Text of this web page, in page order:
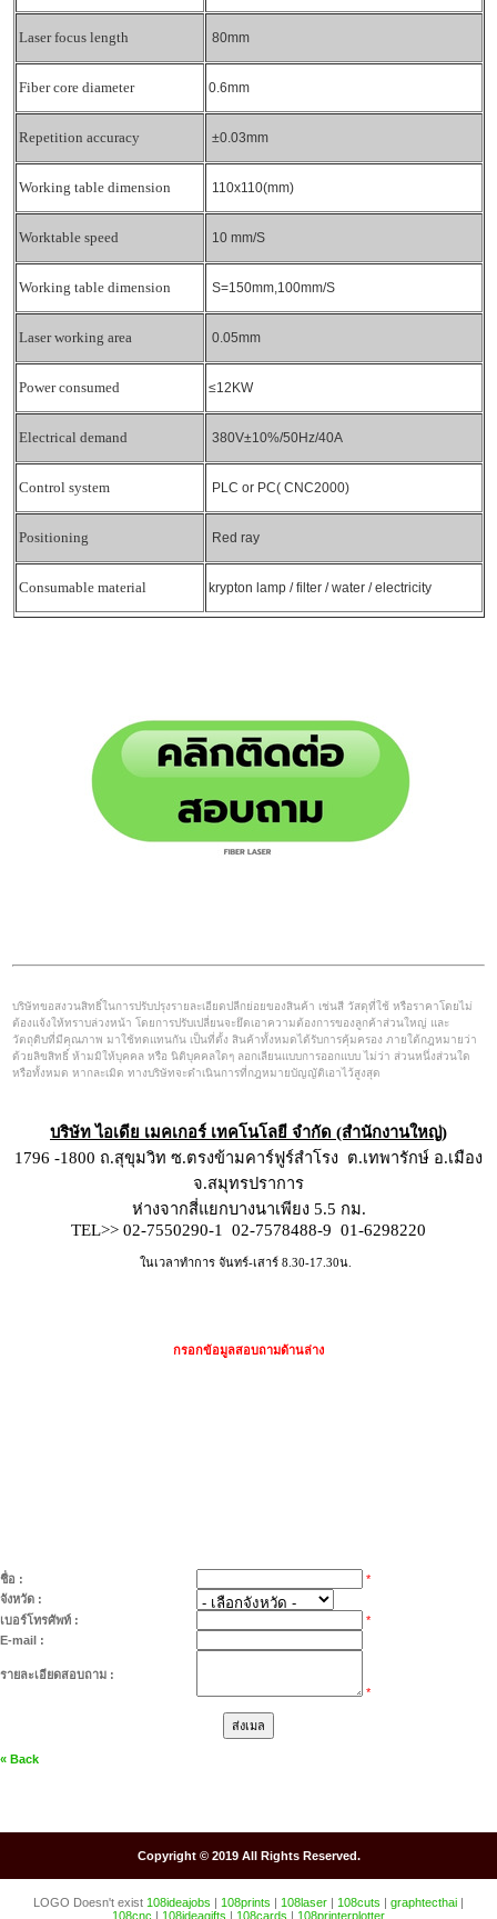
Laser focus length 80mm
Fiber core diameter 0.6mm
Repetition accuracy ±0.03mm
Working table dimension 110x110(mm)
Worktable speed 10 mm/S
Working table dimension S=150mm,100mm/S
Laser working area 0.05mm
Power consumed ≤12KW
Electrical demand 380V±10%/50Hz/40A
Control system PLC or PC( CNC2000)
Positioning Red ray
Consumable material krypton lamp / filter / water / electricity
บริษัทขอสงวนสิทธิ์ในการปรับปรุงรายละเอียดปลีกย่อยของสินค้า เช่นสี วัสดุที่ใช้ หรือราคาโดยไม่
ต้องแจ้งให้ทราบล่วงหน้า โดยการปรับเปลี่ยนจะยึดเอาความต้องการของลูกค้าส่วนใหญ่ และ
วัตถุดิบที่มีคุณภาพ มาใช้ทดแทนกัน เป็นที่ตั้ง สินค้าทั้งหมดได้รับการคุ้มครอง ภายใต้กฎหมายว่า
ด้วยลิขสิทธิ์ ห้ามมิให้บุคคล หรือ นิติบุคคลใดๆ ลอกเลียนแบบการออกแบบ ไม่ว่า ส่วนหนึ่งส่วนใด
หรือทั้งหมด หากละเมิด ทางบริษัทจะดำเนินการที่กฎหมายบัญญัติเอาไว้สูงสุด
บริษัท ไอเดีย เมคเกอร์ เทคโนโลยี จำกัด (สำนักงานใหญ่)
1796 -1800 ถ.สุขุมวิท ซ.ตรงข้ามคาร์ฟูร์สำโรง ต.เทพารักษ์ อ.เมือง
จ.สมุทรปราการ
ห่างจากสี่แยกบางนาเพียง 5.5 กม.
TEL>> 02-7550290-1 02-7578488-9 01-6298220
ในเวลาทำการ จันทร์-เสาร์ 8.30-17.30น.
กรอกข้อมูลสอบถามด้านล่าง
ชื่อ :
*
จังหวัด :
เบอร์โทรศัพท์ :
*
E-mail :
รายละเอียดสอบถาม :
*
« Back
Copyright © 2019 All Rights Reserved.
LOGO Doesn't exist 108ideajobs | 108prints | 108laser | 108cuts | graphtecthai |
108cnc | 108ideagifts | 108cards | 108printerplotter